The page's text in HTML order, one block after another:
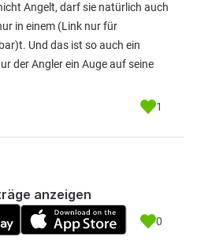
Angelt, darf sie natürlich auch
in einem (Link nur für
t. Und das ist so auch ein
der Angler ein Auge auf seine
1
0
anzeigen